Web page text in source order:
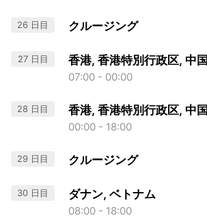
26 日目 クルージング
27 日目 香港, 香港特別行政区, 中国
07:00 - 00:00
28 日目 香港, 香港特別行政区, 中国
00:00 - 18:00
29 日目 クルージング
30 日目 ダナン, ベトナム
08:00 - 18:00